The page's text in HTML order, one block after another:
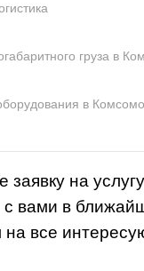
груза в
в
на
с вами в
на все